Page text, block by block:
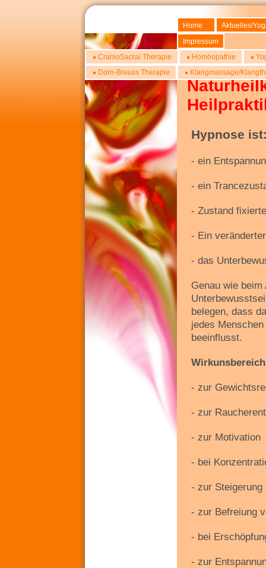
Home
Aktuelles/
Impressum
CranioSacral Therapie
Homöopathie
Dorn-Breuss Therapie
Klangmassage/
Hypnose
- ein
- ein
- Zustand
- Ein
- das
Genau wie
belegen, dass
jedes
beeinflusst.
- zur
- zur
- zur Motivation
- bei
- zur
- zur Befreiung
- bei
- zur